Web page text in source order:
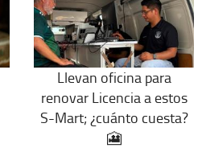
Llevan oficina para
renovar Licencia a estos
S-Mart; ¿cuánto cuesta?
🎦